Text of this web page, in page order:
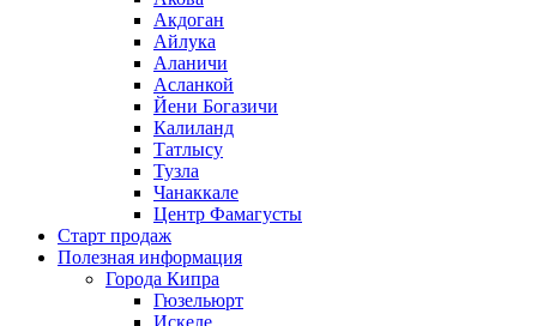
Акдоган
Айлука
Аланичи
Асланкой
Йени Богазичи
Калиланд
Татлысу
Тузла
Чанаккале
Центр Фамагусты
Старт продаж
Полезная информация
Города Кипра
Гюзельюрт
Искеле